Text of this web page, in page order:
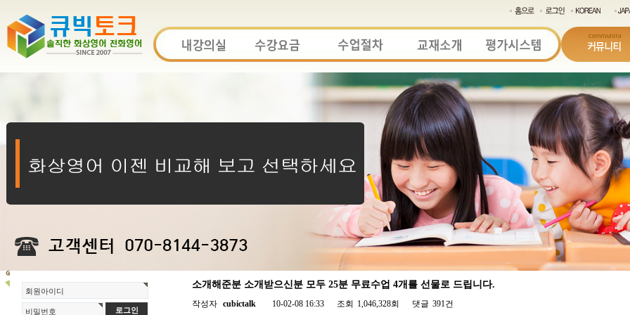
회원아이디
비밀번호
소개해준분 소개받으신분 모두 25분 무료수업 4개를 선물로 드립니다.
작성자 cubictalk 10-02-08 16:33 조회 1,046,328회 댓글 391건